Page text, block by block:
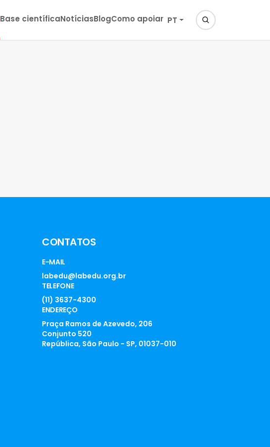
Base científicaNotíciasBlogComo apoiar PT
CONTATOS
E-MAIL
labedu@labedu.org.br
TELEFONE
(11) 3637-4300
ENDEREÇO
Praça Ramos de Azevedo, 206
Conjunto 520
República, São Paulo - SP, 01037-010